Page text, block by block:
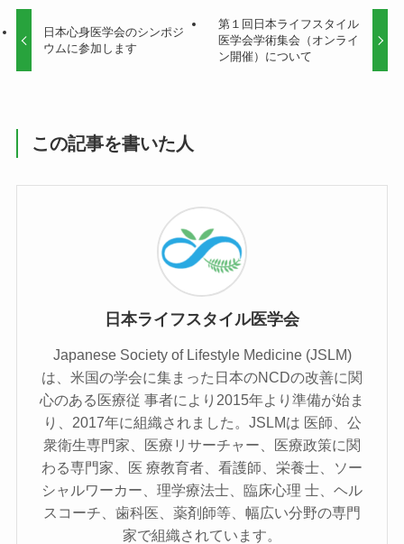
日本心身医学会のシンポジ
ウムに参加します
第１回日本ライフスタイル
医学会学術集会（オンライ
ン開催）について
この記事を書いた人
日本ライフスタイル医学会
Japanese Society of Lifestyle Medicine (JSLM)
は、⽶国の学会に集まった⽇本のNCDの改善に関
⼼のある医療従 事者により2015年より準備が始ま
り、2017年に組織されました。JSLMは 医師、公
衆衛⽣専⾨家、医療リサーチャー、医療政策に関
わる専⾨家、医 療教育者、看護師、栄養⼠、ソー
シャルワーカー、理学療法⼠、臨床⼼理 ⼠、ヘル
スコーチ、⻭科医、薬剤師等、幅広い分野の専⾨
家で組織されています。